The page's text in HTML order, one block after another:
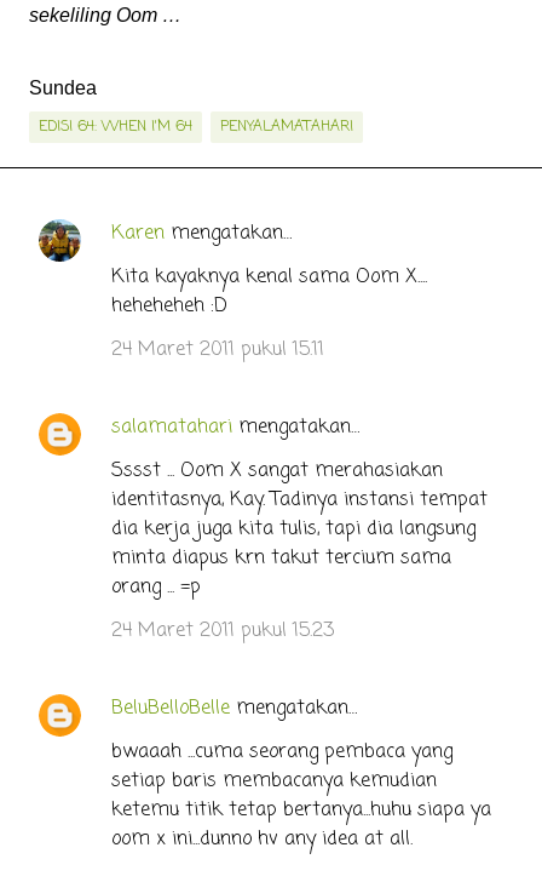
sekeliling Oom …
Sundea
EDISI 64: WHEN I'M 64 PENYALAMATAHARI
K
t
a
Karen mengatakan…
Kita kayaknya kenal sama Oom X....
heheheheh :D
24 Maret 2011 pukul 15.11
salamatahari mengatakan…
Sssst ... Oom X sangat merahasiakan
identitasnya, Kay. Tadinya instansi tempat
dia kerja juga kita tulis, tapi dia langsung
minta diapus krn takut tercium sama
orang ... =p
24 Maret 2011 pukul 15.23
BeluBelloBelle mengatakan…
bwaaah ...cuma seorang pembaca yang
setiap baris membacanya kemudian
ketemu titik tetap bertanya...huhu siapa ya
oom x ini...dunno hv any idea at all.